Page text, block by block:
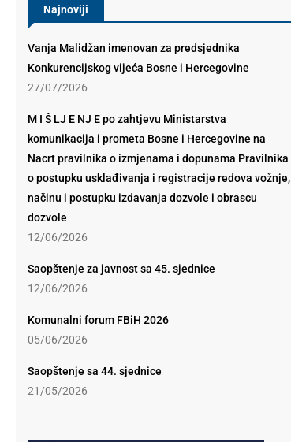
Najnoviji
Vanja Malidžan imenovan za predsjednika
Konkurencijskog vijeća Bosne i Hercegovine
27/07/2026
M I Š LJ E NJ E po zahtjevu Ministarstva
komunikacija i prometa Bosne i Hercegovine na
Nacrt pravilnika o izmjenama i dopunama Pravilnika
o postupku usklađivanja i registracije redova vožnje,
načinu i postupku izdavanja dozvole i obrascu
dozvole
12/06/2026
Saopštenje za javnost sa 45. sjednice
12/06/2026
Komunalni forum FBiH 2026
05/06/2026
Saopštenje sa 44. sjednice
21/05/2026